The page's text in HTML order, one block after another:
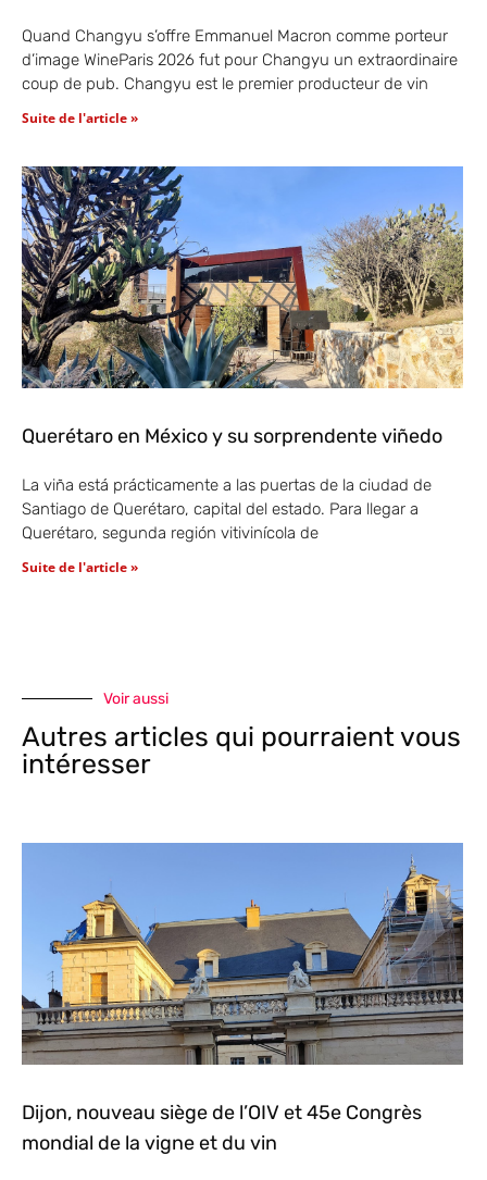
Quand Changyu s’offre Emmanuel Macron comme porteur
d’image WineParis 2026 fut pour Changyu un extraordinaire
coup de pub. Changyu est le premier producteur de vin
Suite de l'article »
Querétaro en México y su sorprendente viñedo
La viña está prácticamente a las puertas de la ciudad de
Santiago de Querétaro, capital del estado. Para llegar a
Querétaro, segunda región vitivinícola de
Suite de l'article »
Voir aussi
Autres articles qui pourraient vous
intéresser
Dijon, nouveau siège de l’OIV et 45e Congrès
mondial de la vigne et du vin